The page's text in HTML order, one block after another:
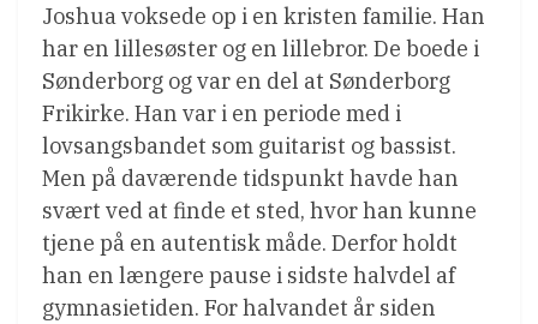
Joshua voksede op i en kristen familie. Han
har en lillesøster og en lillebror. De boede i
Sønderborg og var en del at Sønderborg
Frikirke. Han var i en periode med i
lovsangsbandet som guitarist og bassist.
Men på daværende tidspunkt havde han
svært ved at finde et sted, hvor han kunne
tjene på en autentisk måde. Derfor holdt
han en længere pause i sidste halvdel af
gymnasietiden. For halvandet år siden